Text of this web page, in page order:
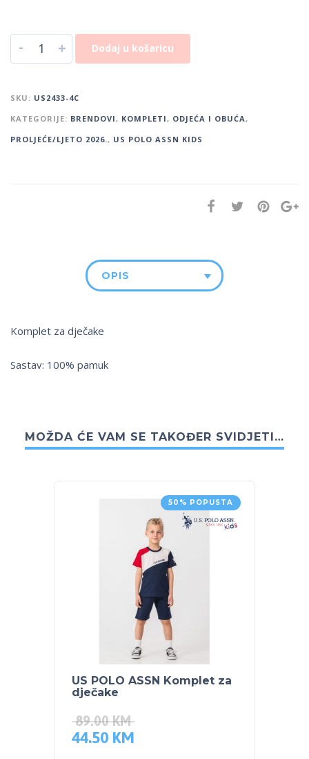
- + Dodaj u košaricu
SKU: US2433-4C
KATEGORIJE: BRENDOVI, KOMPLETI, ODJEĆA I OBUĆA,
PROLJEĆE/LJETO 2026., US POLO ASSN KIDS
OPIS
Komplet za dječake
Sastav: 100% pamuk
MOŽDA ĆE VAM SE TAKOĐER SVIDJETI…
50% POPUSTA
US POLO ASSN Komplet za
dječake
89.00KM
44.50 KM